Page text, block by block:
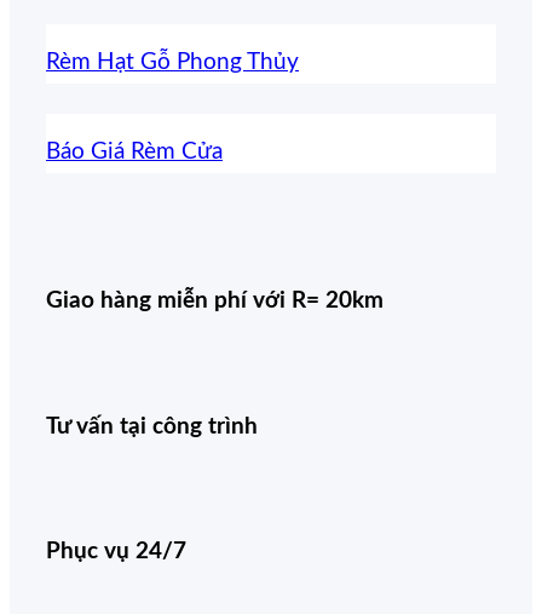
Rèm Hạt Gỗ Phong Thủy
Báo Giá Rèm Cửa
Giao hàng miễn phí với R= 20km
Tư vấn tại công trình
Phục vụ 24/7